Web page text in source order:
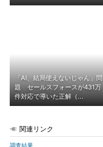
「AI、結局使えないじゃん」問
題 セールスフォースが431万
件対応で導いた正解（...
関連リンク
調査結果